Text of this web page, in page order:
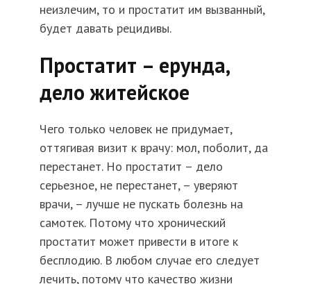
неизлечим, то и простатит им вызванный,
будет давать рецидивы.
Простатит – ерунда,
дело житейское
Чего только человек не придумает,
оттягивая визит к врачу: мол, поболит, да
перестанет. Но простатит – дело
серьезное, не перестанет, – уверяют
врачи, – лучше не пускать болезнь на
самотек. Потому что хронический
простатит может привести в итоге к
бесплодию. В любом случае его следует
лечить, потому что качество жизни